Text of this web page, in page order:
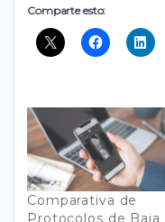
Comparte esto:
Comparativa de